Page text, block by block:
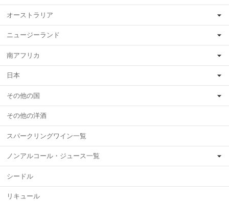
オーストラリア
ニュージーランド
南アフリカ
日本
その他の国
その他の洋酒
スパークリングワイン一覧
ノンアルコール・ジュース一覧
シードル
リキュール